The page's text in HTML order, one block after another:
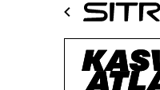
Sitra
Kasvuatlas